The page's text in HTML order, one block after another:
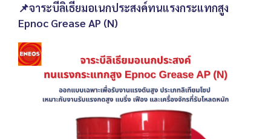
📌จาระบีลิเธียมอเนกประสงค์ทนแรงกระแทกสูง
Epnoc Grease AP (N)